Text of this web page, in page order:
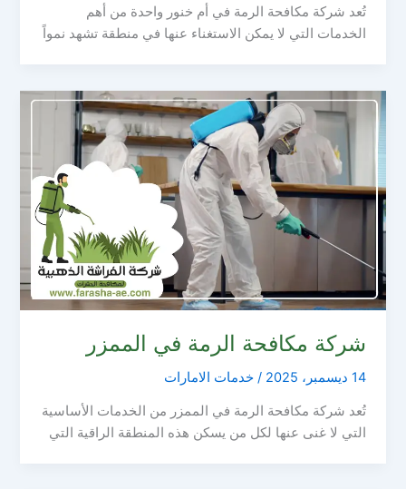
تُعد شركة مكافحة الرمة في أم خنور واحدة من أهم
الخدمات التي لا يمكن الاستغناء عنها في منطقة تشهد نمواً
شركة مكافحة الرمة في الممزر
14 ديسمبر، 2025 /خدمات الامارات
تُعد شركة مكافحة الرمة في الممزر من الخدمات الأساسية
التي لا غنى عنها لكل من يسكن هذه المنطقة الراقية التي